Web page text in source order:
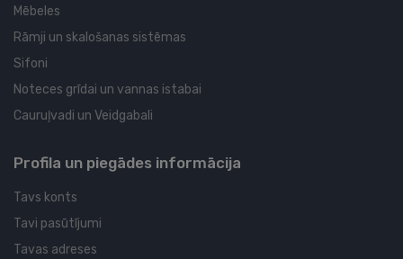
Mēbeles
Rāmji un skalošanas sistēmas
Sifoni
Noteces grīdai un vannas istabai
Cauruļvadi un Veidgabali
Profila un piegādes informācija
Tavs konts
Tavi pasūtījumi
Tavas adreses